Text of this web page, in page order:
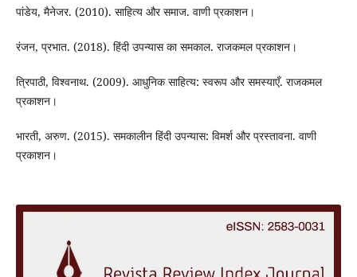
पांडेय, मैनेजर. (2010). साहित्य और समाज. वाणी प्रकाशन।
रंजन, प्रभात. (2018). हिंदी उपन्यास का समकाल. राजकमल प्रकाशन।
त्रिपाठी, विश्वनाथ. (2009). आधुनिक साहित्य: स्वरूप और समस्याएँ. राजकमल
प्रकाशन।
भारती, अरुण. (2015). समकालीन हिंदी उपन्यास: विमर्श और प्रस्तावना. वाणी
प्रकाशन।